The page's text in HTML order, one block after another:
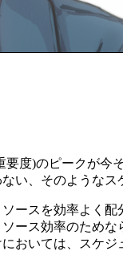
度)のピークが
い、そのような
ースを効率よく
ース効率のため
いては、スケジ